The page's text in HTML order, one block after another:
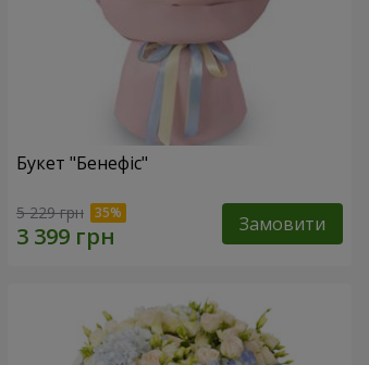
Букет "Бенефіс"
5 229 грн Замовити